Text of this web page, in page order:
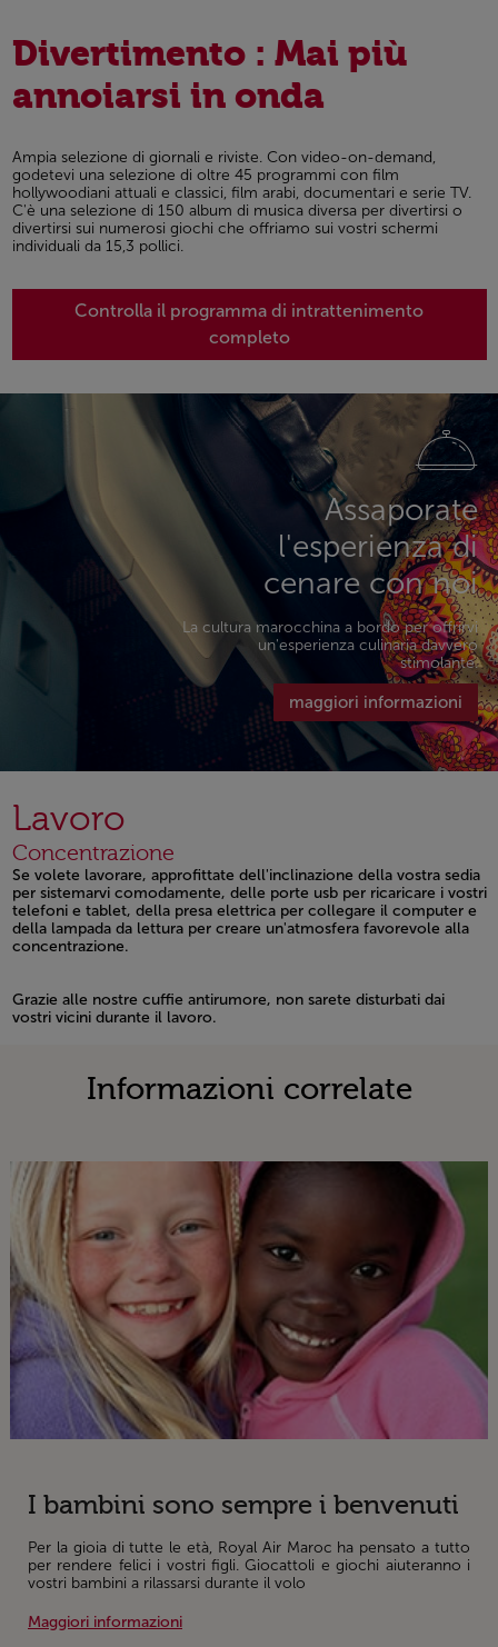
Divertimento : Mai più
annoiarsi in onda
Ampia selezione di giornali e riviste. Con video-on-demand,
godetevi una selezione di oltre 45 programmi con film
hollywoodiani attuali e classici, film arabi, documentari e serie TV.
C'è una selezione di 150 album di musica diversa per divertirsi o
divertirsi sui numerosi giochi che offriamo sui vostri schermi
individuali da 15,3 pollici.
Controlla il programma di intrattenimento
completo
Assaporate
l'esperienza di
cenare con noi
La cultura marocchina a bordo per offrirvi
un'esperienza culinaria davvero
stimolante.
maggiori informazioni
Lavoro
Concentrazione
Se volete lavorare, approfittate dell'inclinazione della vostra sedia
per sistemarvi comodamente, delle porte usb per ricaricare i vostri
telefoni e tablet, della presa elettrica per collegare il computer e
della lampada da lettura per creare un'atmosfera favorevole alla
concentrazione.
Grazie alle nostre cuffie antirumore, non sarete disturbati dai
vostri vicini durante il lavoro.
Informazioni correlate
I bambini sono sempre i benvenuti
Per la gioia di tutte le età, Royal Air Maroc ha pensato a tutto
per rendere felici i vostri figli. Giocattoli e giochi aiuteranno i
vostri bambini a rilassarsi durante il volo
Maggiori informazioni